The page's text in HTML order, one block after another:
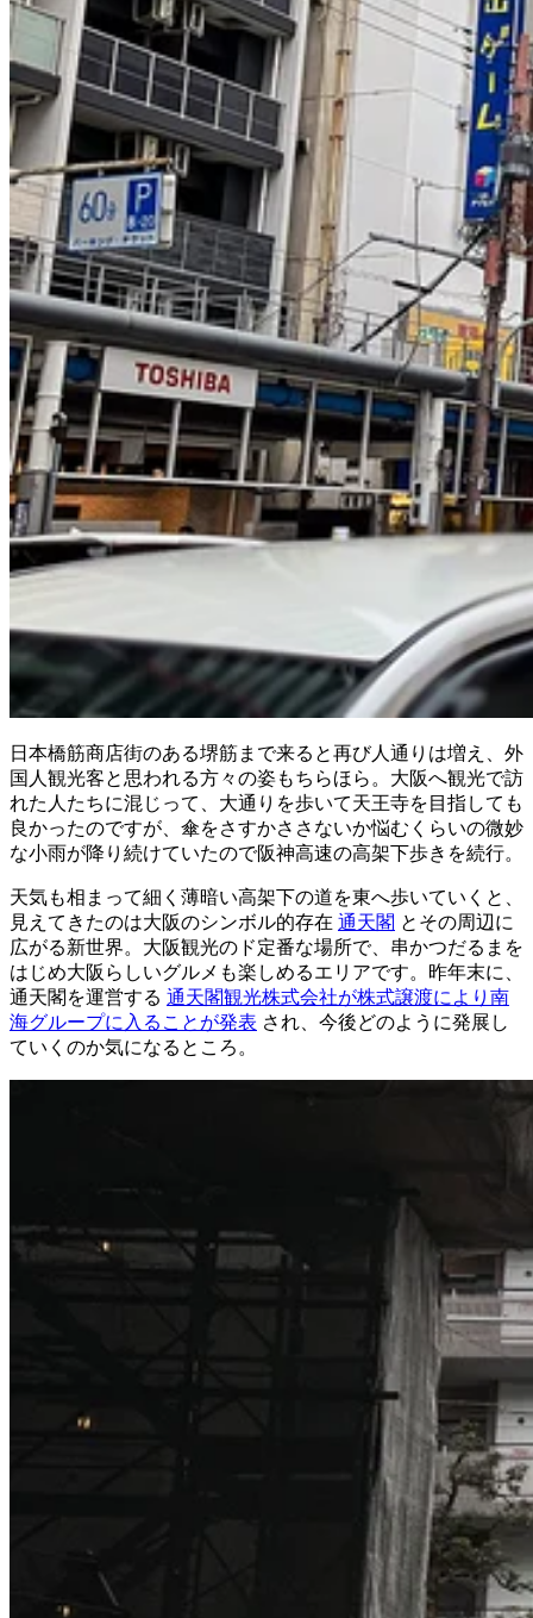
日本橋筋商店街のある堺筋まで来ると再び人通りは増え、外
国人観光客と思われる方々の姿もちらほら。大阪へ観光で訪
れた人たちに混じって、大通りを歩いて天王寺を目指しても
良かったのですが、傘をさすかささないか悩むくらいの微妙
な小雨が降り続けていたので阪神高速の高架下歩きを続行。
天気も相まって細く薄暗い高架下の道を東へ歩いていくと、
見えてきたのは大阪のシンボル的存在 通天閣 とその周辺に
広がる新世界。大阪観光のド定番な場所で、串かつだるまを
はじめ大阪らしいグルメも楽しめるエリアです。昨年末に、
通天閣を運営する 通天閣観光株式会社が株式譲渡により南
海グループに入ることが発表 され、今後どのように発展し
ていくのか気になるところ。